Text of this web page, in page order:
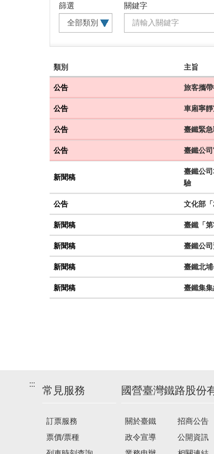
篩選
關鍵字
建
議
搭
乘
車
次
類別 主旨
公告 旅客攜
公告 車廂寧
公告 臺鐵緊
公告 臺鐵公
新聞稿
臺鐵公
驗
公告 文化部
新聞稿 臺鐵「
新聞稿 臺鐵公
新聞稿 臺鐵北
新聞稿 臺鐵集
:::
常見服務
訂票服務
票價/票種
國營臺灣鐵路股份
關於臺鐵
政令宣導
招商公告
公開資訊